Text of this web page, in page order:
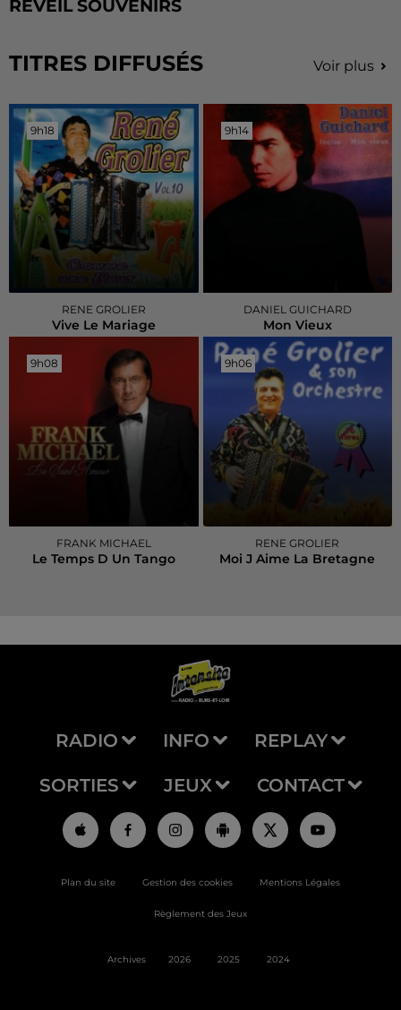
RÉVEIL SOUVENIRS
TITRES DIFFUSÉS Voir plus
9h18
9h18
RENE GROLIER
Vive Le Mariage
9h14
9h14
DANIEL GUICHARD
Mon Vieux
9h08
9h08
FRANK MICHAEL
Le Temps D Un Tango
9h06
9h06
RENE GROLIER
Moi J Aime La Bretagne
RADIO INFO REPLAY
SORTIES JEUX CONTACT
Plan du site Gestion des cookies Mentions Légales
Règlement des Jeux
Archives 2026 2025 2024